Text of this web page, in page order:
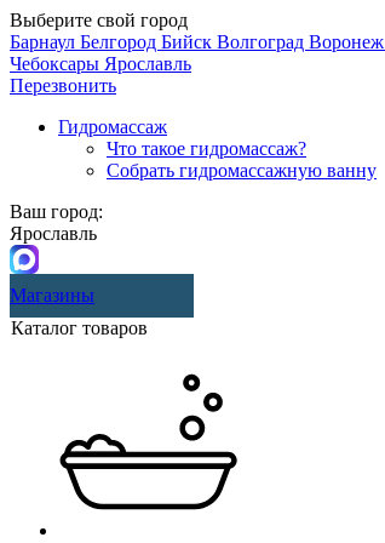
Выберите свой город
Барнаул Белгород Бийск Волгоград Воронеж
Чебоксары Ярославль
Перезвонить
Гидромассаж
Что такое гидромассаж?
Собрать гидромассажную ванну
Ваш город:
Ярославль
Магазины
Каталог товаров